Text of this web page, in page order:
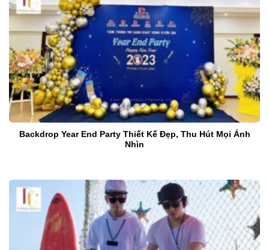
Backdrop Year End Party Thiết Kế Đẹp, Thu Hút Mọi Ánh
Nhìn